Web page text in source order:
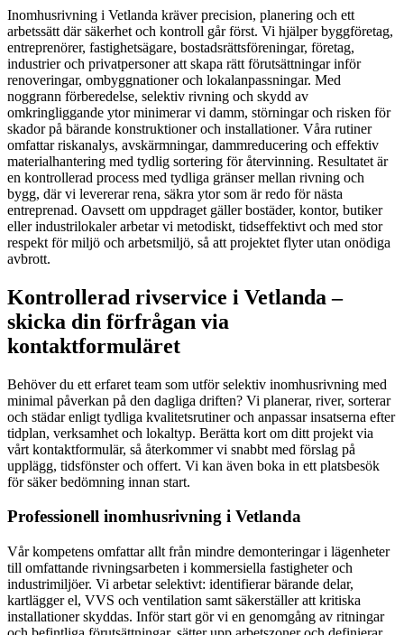
Inomhusrivning i Vetlanda kräver precision, planering och ett
arbetssätt där säkerhet och kontroll går först. Vi hjälper byggföretag,
entreprenörer, fastighetsägare, bostadsrättsföreningar, företag,
industrier och privatpersoner att skapa rätt förutsättningar inför
renoveringar, ombyggnationer och lokalanpassningar. Med
noggrann förberedelse, selektiv rivning och skydd av
omkringliggande ytor minimerar vi damm, störningar och risken för
skador på bärande konstruktioner och installationer. Våra rutiner
omfattar riskanalys, avskärmningar, dammreducering och effektiv
materialhantering med tydlig sortering för återvinning. Resultatet är
en kontrollerad process med tydliga gränser mellan rivning och
bygg, där vi levererar rena, säkra ytor som är redo för nästa
entreprenad. Oavsett om uppdraget gäller bostäder, kontor, butiker
eller industrilokaler arbetar vi metodiskt, tidseffektivt och med stor
respekt för miljö och arbetsmiljö, så att projektet flyter utan onödiga
avbrott.
Kontrollerad rivservice i Vetlanda –
skicka din förfrågan via
kontaktformuläret
Behöver du ett erfaret team som utför selektiv inomhusrivning med
minimal påverkan på den dagliga driften? Vi planerar, river, sorterar
och städar enligt tydliga kvalitetsrutiner och anpassar insatserna efter
tidplan, verksamhet och lokaltyp. Berätta kort om ditt projekt via
vårt kontaktformulär, så återkommer vi snabbt med förslag på
upplägg, tidsfönster och offert. Vi kan även boka in ett platsbesök
för säker bedömning innan start.
Professionell inomhusrivning i Vetlanda
Vår kompetens omfattar allt från mindre demonteringar i lägenheter
till omfattande rivningsarbeten i kommersiella fastigheter och
industrimiljöer. Vi arbetar selektivt: identifierar bärande delar,
kartlägger el, VVS och ventilation samt säkerställer att kritiska
installationer skyddas. Inför start gör vi en genomgång av ritningar